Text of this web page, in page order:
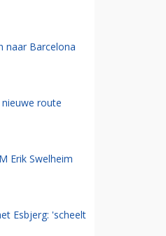
naar Barcelona
route
Erik Swelheim
Esbjerg: 'scheelt